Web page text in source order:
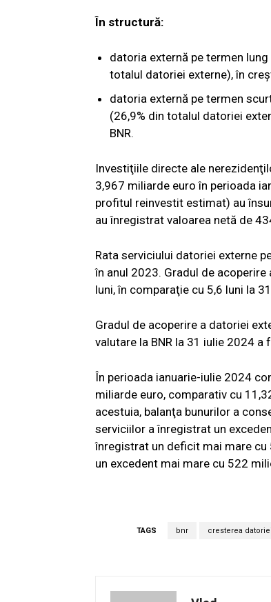
În structură:
datoria externă pe termen
totalul datoriei externe), în
datoria externă pe termen
(26,9% din totalul datoriei
BNR.
Investiţiile directe ale
3,967 miliarde euro în perioada
profitul reinvestit estimat) au
au înregistrat valoarea netă de
Rata serviciului datoriei externe
în anul 2023. Gradul de
luni, în comparaţie cu 5,6 luni la
Gradul de acoperire a datoriei
valutare la BNR la 31 iulie 2024
În perioada ianuarie-iulie 2024
miliarde euro, comparativ cu
acestuia, balanţa bunurilor a
serviciilor a înregistrat un
înregistrat un deficit mai mare
un excedent mai mare cu 522
TAGS bnr cresterea datoriei